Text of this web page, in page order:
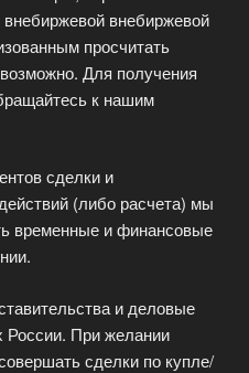
внебиржевой внебиржевой
просчитать
Для получения
к нашим
сделки и
(либо расчета) мы
временные и финансовые
и деловые
России. При желании
сделки по купле/